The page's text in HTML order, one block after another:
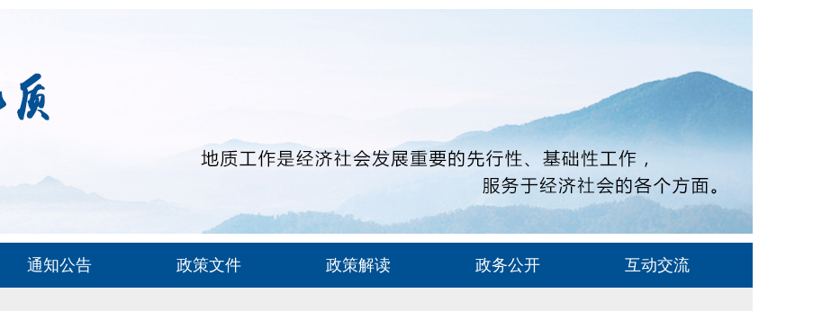
通知公告 政策文件 政策解读 政务公开 互动交流